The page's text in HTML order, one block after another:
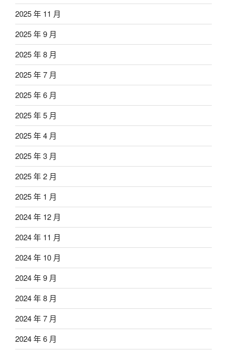
2025 年 11 月
2025 年 9 月
2025 年 8 月
2025 年 7 月
2025 年 6 月
2025 年 5 月
2025 年 4 月
2025 年 3 月
2025 年 2 月
2025 年 1 月
2024 年 12 月
2024 年 11 月
2024 年 10 月
2024 年 9 月
2024 年 8 月
2024 年 7 月
2024 年 6 月